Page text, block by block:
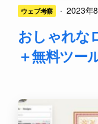
ウェブ考察 · 2023年
おしゃれな
＋無料ツー